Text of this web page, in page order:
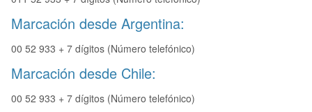
Marcación desde Argentina:
00 52 933 + 7 dígitos (Número telefónico)
Marcación desde Chile:
00 52 933 + 7 dígitos (Número telefónico)